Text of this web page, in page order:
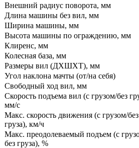
Внешний радиус поворота, мм
Длина машины без вил, мм
Ширина машины, мм
Высота машины по ограждению, мм
Клиренс, мм
Колесная база, мм
Размеры вил (ДXШXТ), мм
Угол наклона мачты (от/на себя)
Свободный ход вил, мм
Скорость подъема вил (с грузом/без
мм/с
Макс. скорость движения (с грузом/без
груза), км/ч
Макс. преодолеваемый подъем (с
без груза), %